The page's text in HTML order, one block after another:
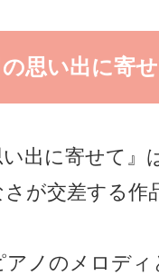
の思い出に寄
い出に寄せて
が交差する作
ノのメロデ